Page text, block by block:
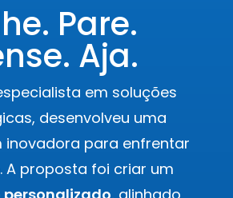
Pare.
Aja.
em soluções
desenvolveu uma
inovadora para enfrentar
A proposta foi criar um